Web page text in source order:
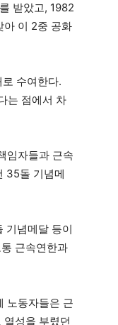
받았고, 1982
아 이 2중 공화
수여한다.
는 점에서 차
임자들과 근속
35돌 기념메
기념메달 등이
근속연한과
노동자들은 근
성을 부렸던